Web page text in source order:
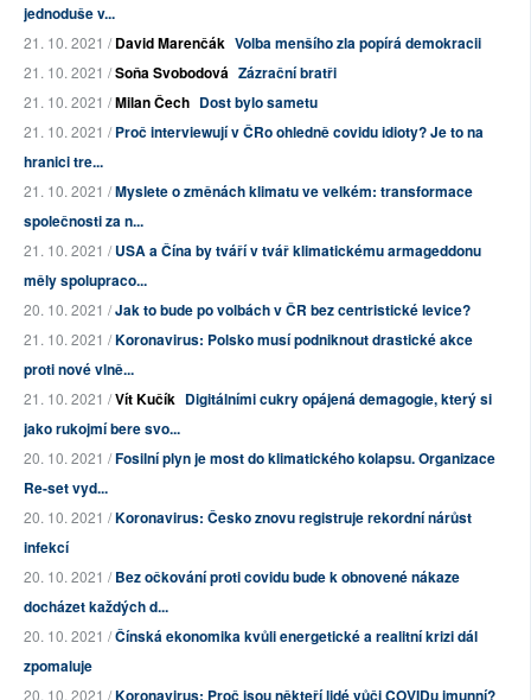
jednoduše v...
21. 10. 2021 /David Marenčák Volba menšího zla popírá demokracii
21. 10. 2021 /Soňa Svobodová Zázrační bratři
21. 10. 2021 /Milan Čech Dost bylo sametu
21. 10. 2021 /Proč interviewují v ČRo ohledně covidu idioty? Je to na
hranici tre...
21. 10. 2021 /Myslete o změnách klimatu ve velkém: transformace
společnosti za n...
21. 10. 2021 /USA a Čína by tváří v tvář klimatickému armageddonu
měly spolupraco...
20. 10. 2021 /Jak to bude po volbách v ČR bez centristické levice?
21. 10. 2021 /Koronavirus: Polsko musí podniknout drastické akce
proti nové vlně...
21. 10. 2021 /Vít Kučík Digitálními cukry opájená demagogie, který si
jako rukojmí bere svo...
20. 10. 2021 /Fosilní plyn je most do klimatického kolapsu. Organizace
Re-set vyd...
20. 10. 2021 /Koronavirus: Česko znovu registruje rekordní nárůst
infekcí
20. 10. 2021 /Bez očkování proti covidu bude k obnovené nákaze
docházet každých d...
20. 10. 2021 /Čínská ekonomika kvůli energetické a realitní krizi dál
zpomaluje
20. 10. 2021 /Koronavirus: Proč jsou někteří lidé vůči COVIDu imunní?